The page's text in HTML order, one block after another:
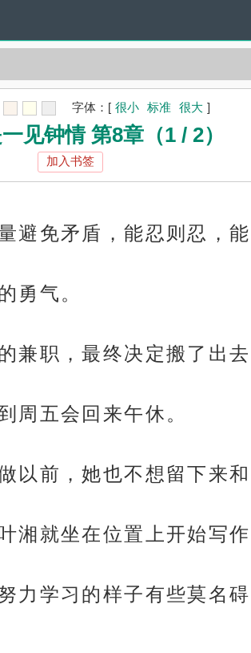
字体： [ 很小 标准 很大 ]
见钟情 第8章（1 / 2）
加入书签
避免矛盾，能忍则忍，
勇气。
兼职，最终决定搬了出
周五会回来午休。
以前，她也不想留下来
湘就坐在位置上开始写
力学习的样子有些莫名